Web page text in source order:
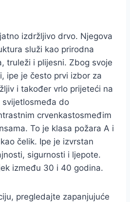
izdržljivo drvo. Njegova
služi kao prirodna
truleži i plijesni. Zbog svoje
ipe je često prvi izbor za
i također vrlo prijeteći na
svijetlosmeđa do
crvenkastosmeđim
To je klasa požara A i
čelik. Ipe je izvrstan
sigurnosti i ljepote.
između 30 i 40 godina.
pregledajte zapanjujuće